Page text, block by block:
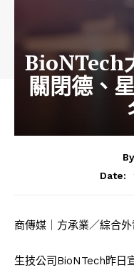
BioNTech
關閉德、
Date:
商傳媒｜方承業／綜合
生技公司BioNTech昨日